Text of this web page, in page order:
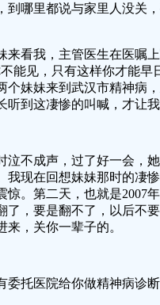
到哪里都说与家里人没关
来看我，主管医生在医嘱
能见，只有这样你才能早
个妹妹来到武汉市精神病
听到这凄惨的叫喊，才让
泣不成声，过了好一会，
我现在回想妹妹那时的凄
惊。第二天，也就是2007
了，要是翻不了，以后不
来，关你一辈子的。
委托医院给你做精神病诊断